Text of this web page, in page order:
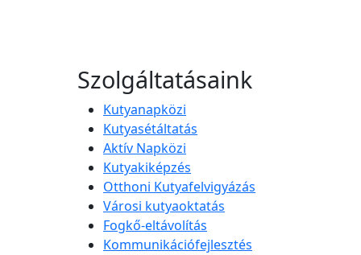
Szolgáltatásaink
Kutyanapközi
Kutyasétáltatás
Aktív Napközi
Kutyakiképzés
Otthoni Kutyafelvigyázás
Városi kutyaoktatás
Fogkő-eltávolítás
Kommunikációfejlesztés